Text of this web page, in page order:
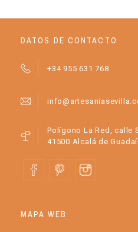
DATOS DE CONTACTO
+34 955 631 768
Polígono La Red, calle
41500 Alcalá de
MAPA WEB